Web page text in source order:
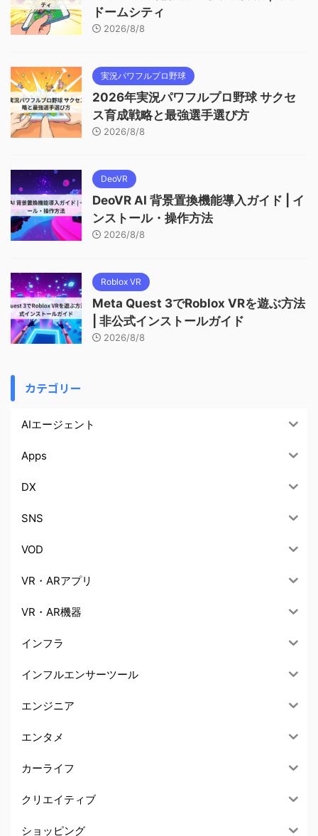
ドームシティ
2026/8/8
実況パワフルプロ野球
2026年実況パワフルプロ野球 サクセ
ス育成戦略と最強選手選び方
2026/8/8
DeoVR
DeoVR AI 背景置換機能導入ガイド | イ
ンストール・操作方法
2026/8/8
Roblox VR
Meta Quest 3でRoblox VRを遊ぶ方法
| 非公式インストールガイド
2026/8/8
カテゴリー
AIエージェント
Apps
DX
SNS
VOD
VR・ARアプリ
VR・AR機器
インフラ
インフルエンサーツール
エンジニア
エンタメ
カーライフ
クリエイティブ
ショッピング